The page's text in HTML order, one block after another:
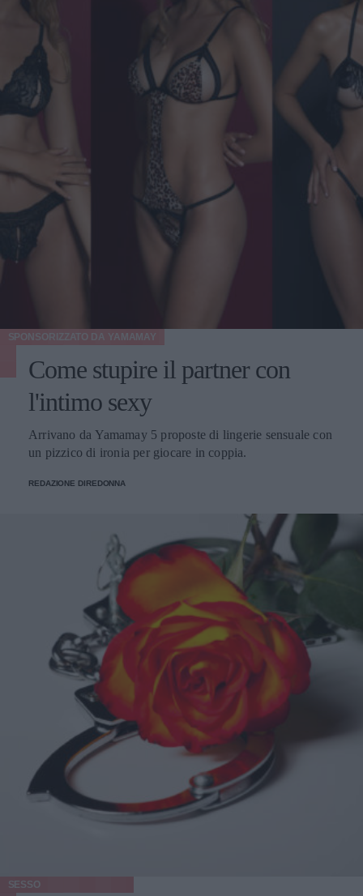
Come stupire il partner con
l'intimo sexy
Arrivano da Yamamay 5 proposte di lingerie sensuale con
un pizzico di ironia per giocare in coppia.
SPONSORIZZATO DA YAMAMAY
REDAZIONE DIREDONNA
SESSO